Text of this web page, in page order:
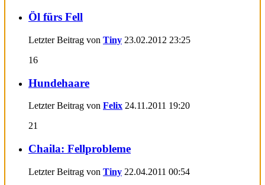
Öl fürs Fell
Letzter Beitrag von Tiny 23.02.2012 23:25
16
Hundehaare
Letzter Beitrag von Felix 24.11.2011 19:20
21
Chaila: Fellprobleme
Letzter Beitrag von Tiny 22.04.2011 00:54